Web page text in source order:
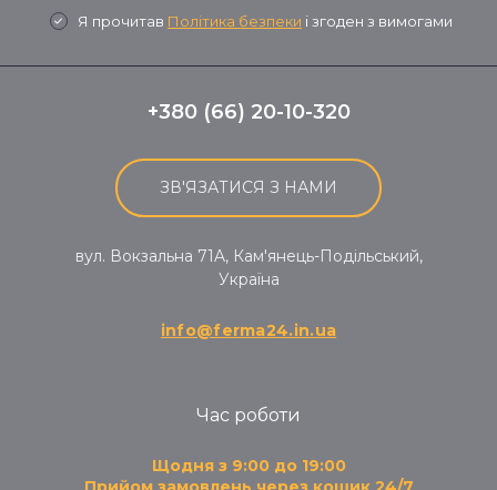
Я прочитав Політика безпеки і згоден з вимогами
+380 (66) 20-10-320
ЗВ'ЯЗАТИСЯ З НАМИ
вул. Вокзальна 71A, Кам'янець-Подільський,
Україна
info@ferma24.in.ua
Час роботи
Щодня з 9:00 до 19:00